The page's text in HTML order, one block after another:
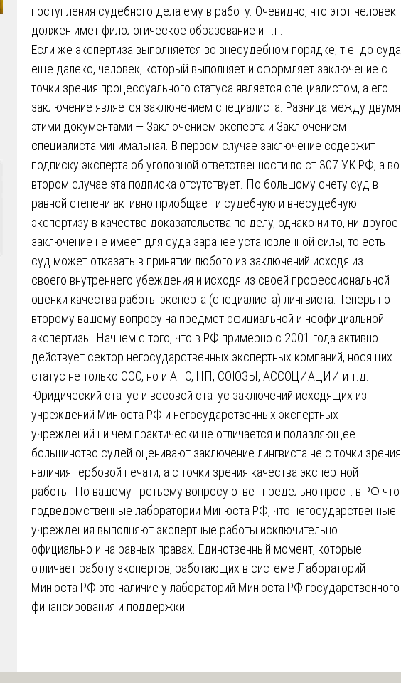
поступления судебного дела ему в работу. Очевидно, что этот человек
должен имет филологическое образование и т.п.
Если же экспертиза выполняется во внесудебном порядке, т.е. до суда
еще далеко, человек, который выполняет и оформляет заключение с
точки зрения процессуального статуса является специалистом, а его
заключение является заключением специалиста. Разница между двумя
этими документами — Заключением эксперта и Заключением
специалиста минимальная. В первом случае заключение содержит
подписку эксперта об уголовной ответственности по ст.307 УК РФ, а во
втором случае эта подписка отсутствует. По большому счету суд в
равной степени активно приобщает и судебную и внесудебную
экспертизу в качестве доказательства по делу, однако ни то, ни другое
заключение не имеет для суда заранее установленной силы, то есть
суд может отказать в принятии любого из заключений исходя из
своего внутреннего убеждения и исходя из своей профессиональной
оценки качества работы эксперта (специалиста) лингвиста. Теперь по
второму вашему вопросу на предмет официальной и неофициальной
экспертизы. Начнем с того, что в РФ примерно с 2001 года активно
действует сектор негосударственных экспертных компаний, носящих
статус не только ООО, но и АНО, НП, СОЮЗЫ, АССОЦИАЦИИ и т.д.
Юридический статус и весовой статус заключений исходящих из
учреждений Минюста РФ и негосударственных экспертных
учреждений ни чем практически не отличается и подавляющее
большинство судей оценивают заключение лингвиста не с точки зрения
наличия гербовой печати, а с точки зрения качества экспертной
работы. По вашему третьему вопросу ответ предельно прост: в РФ что
подведомственные лаборатории Минюста РФ, что негосударственные
учреждения выполняют экспертные работы исключительно
официально и на равных правах. Единственный момент, которые
отличает работу экспертов, работающих в системе Лабораторий
Минюста РФ это наличие у лабораторий Минюста РФ государственного
финансирования и поддержки.